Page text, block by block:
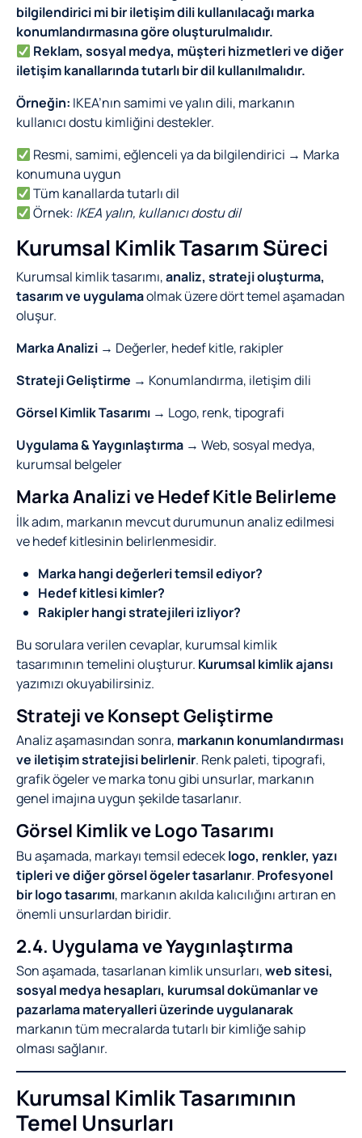
bilgilendirici mi bir iletişim dili kullanılacağı marka
konumlandırmasına göre oluşturulmalıdır.
Reklam, sosyal medya, müşteri hizmetleri ve diğer
iletişim kanallarında tutarlı bir dil kullanılmalıdır.
Örneğin: IKEA’nın samimi ve yalın dili, markanın
kullanıcı dostu kimliğini destekler.
Resmi, samimi, eğlenceli ya da bilgilendirici → Marka
konumuna uygun
Tüm kanallarda tutarlı dil
Örnek: IKEA yalın, kullanıcı dostu dil
Kurumsal Kimlik Tasarım Süreci
Kurumsal kimlik tasarımı,analiz, strateji oluşturma,
tasarım ve uygulamaolmak üzere dört temel aşamadan
oluşur.
Marka Analizi → Değerler, hedef kitle, rakipler
Strateji Geliştirme → Konumlandırma, iletişim dili
Görsel Kimlik Tasarımı → Logo, renk, tipografi
Uygulama & Yaygınlaştırma → Web, sosyal medya,
kurumsal belgeler
Marka Analizi ve Hedef Kitle Belirleme
İlk adım, markanın mevcut durumunun analiz edilmesi
ve hedef kitlesinin belirlenmesidir.
Marka hangi değerleri temsil ediyor?
Hedef kitlesi kimler?
Rakipler hangi stratejileri izliyor?
Bu sorulara verilen cevaplar, kurumsal kimlik
tasarımının temelini oluşturur. Kurumsal kimlik ajansı
yazımızı okuyabilirsiniz.
Strateji ve Konsept Geliştirme
Analiz aşamasından sonra, markanın konumlandırması
ve iletişim stratejisi belirlenir. Renk paleti, tipografi,
grafik ögeler ve marka tonu gibi unsurlar, markanın
genel imajına uygun şekilde tasarlanır.
Görsel Kimlik ve Logo Tasarımı
Bu aşamada, markayı temsil edeceklogo, renkler, yazı
tipleri ve diğer görsel ögeler tasarlanır. Profesyonel
bir logo tasarımı, markanın akılda kalıcılığını artıran en
önemli unsurlardan biridir.
2.4. Uygulama ve Yaygınlaştırma
Son aşamada, tasarlanan kimlik unsurları,web sitesi,
sosyal medya hesapları, kurumsal dokümanlar ve
pazarlama materyalleri üzerinde uygulanarak
markanın tüm mecralarda tutarlı bir kimliğe sahip
olması sağlanır.
Kurumsal Kimlik Tasarımının
Temel Unsurları